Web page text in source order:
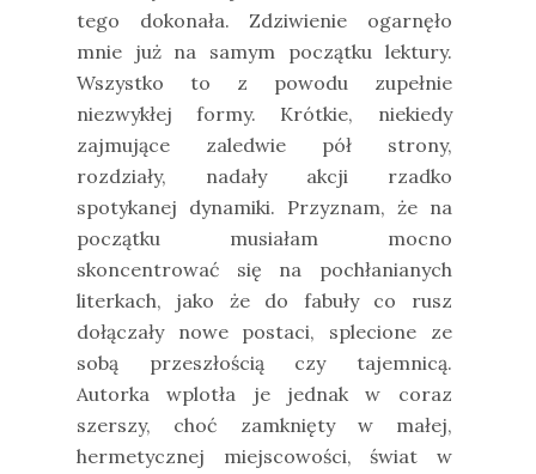
tego dokonała. Zdziwienie ogarnęło
mnie już na samym początku lektury.
Wszystko to z powodu zupełnie
niezwykłej formy. Krótkie, niekiedy
zajmujące zaledwie pół strony,
rozdziały, nadały akcji rzadko
spotykanej dynamiki. Przyznam, że na
początku musiałam mocno
skoncentrować się na pochłanianych
literkach, jako że do fabuły co rusz
dołączały nowe postaci, splecione ze
sobą przeszłością czy tajemnicą.
Autorka wplotła je jednak w coraz
szerszy, choć zamknięty w małej,
hermetycznej miejscowości, świat w